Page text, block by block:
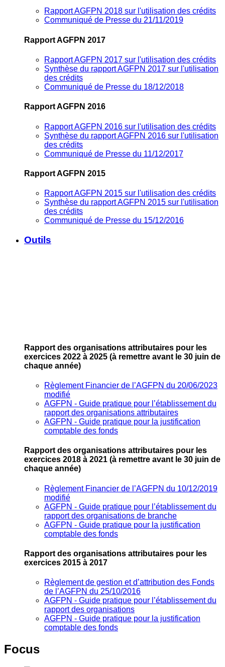
Rapport AGFPN 2018 sur l'utilisation des crédits
Communiqué de Presse du 21/11/2019
Rapport AGFPN 2017
Rapport AGFPN 2017 sur l'utilisation des crédits
Synthèse du rapport AGFPN 2017 sur l'utilisation
des crédits
Communiqué de Presse du 18/12/2018
Rapport AGFPN 2016
Rapport AGFPN 2016 sur l'utilisation des crédits
Synthèse du rapport AGFPN 2016 sur l'utilisation
des crédits
Communiqué de Presse du 11/12/2017
Rapport AGFPN 2015
Rapport AGFPN 2015 sur l'utilisation des crédits
Synthèse du rapport AGFPN 2015 sur l'utilisation
des crédits
Communiqué de Presse du 15/12/2016
Outils
Rapport des organisations attributaires pour les
exercices 2022 à 2025 (à remettre avant le 30 juin de
chaque année)
Règlement Financier de l’AGFPN du 20/06/2023
modifié
AGFPN ‐ Guide pratique pour l’établissement du
rapport des organisations attributaires
AGFPN ‐ Guide pratique pour la justification
comptable des fonds
Rapport des organisations attributaires pour les
exercices 2018 à 2021 (à remettre avant le 30 juin de
chaque année)
Règlement Financier de l’AGFPN du 10/12/2019
modifié
AGFPN ‐ Guide pratique pour l’établissement du
rapport des organisations de branche
AGFPN ‐ Guide pratique pour la justification
comptable des fonds
Rapport des organisations attributaires pour les
exercices 2015 à 2017
Règlement de gestion et d’attribution des Fonds
de l’AGFPN du 25/10/2016
AGFPN ‐ Guide pratique pour l’établissement du
rapport des organisations
AGFPN ‐ Guide pratique pour la justification
comptable des fonds
Focus